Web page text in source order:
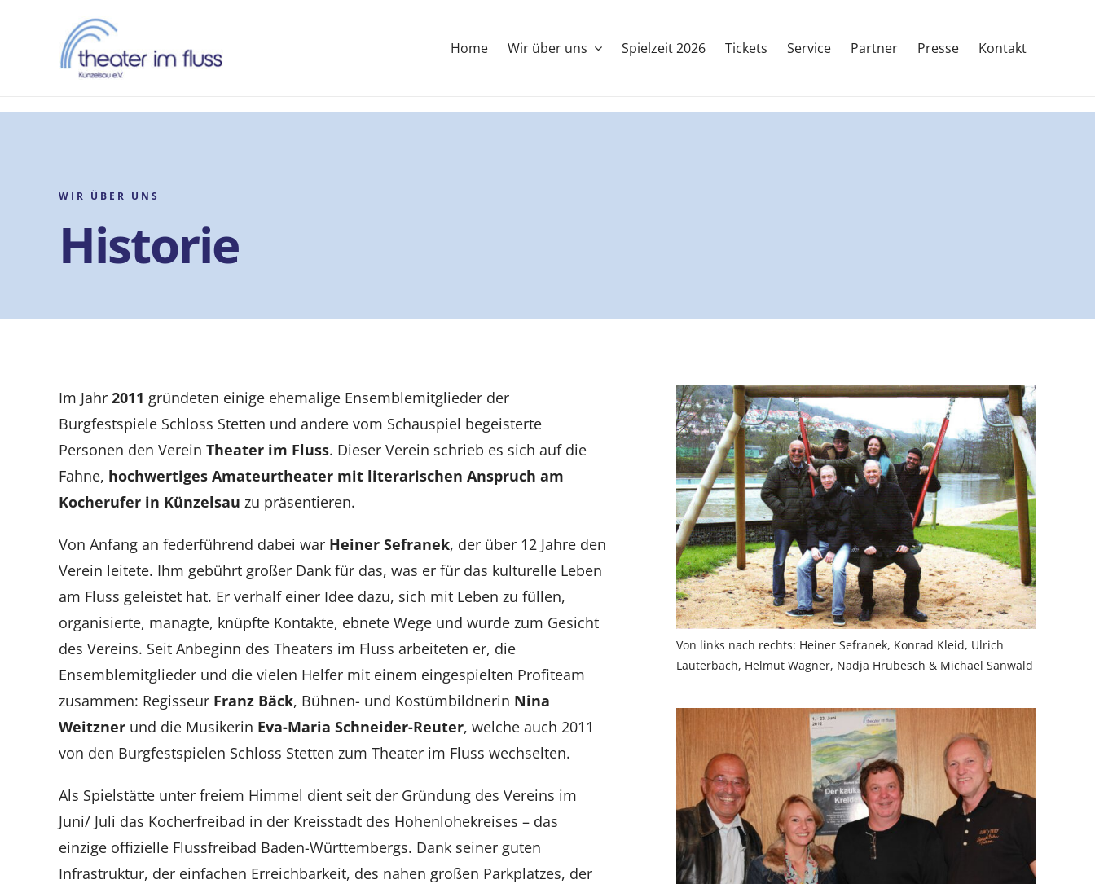
Home Wir über uns Spielzeit 2026 Tickets Service Partner Presse Kontakt
WIR ÜBER UNS
Historie
Im Jahr 2011 gründeten einige ehemalige Ensemblemitglieder der
Burgfestspiele Schloss Stetten und andere vom Schauspiel begeisterte
Personen den Verein Theater im Fluss. Dieser Verein schrieb es sich auf die
Fahne, hochwertiges Amateurtheater mit literarischen Anspruch am
Kocherufer in Künzelsau zu präsentieren.
Von Anfang an federführend dabei war Heiner Sefranek, der über 12 Jahre den
Verein leitete. Ihm gebührt großer Dank für das, was er für das kulturelle Leben
am Fluss geleistet hat. Er verhalf einer Idee dazu, sich mit Leben zu füllen,
organisierte, managte, knüpfte Kontakte, ebnete Wege und wurde zum Gesicht
des Vereins. Seit Anbeginn des Theaters im Fluss arbeiteten er, die
Ensemblemitglieder und die vielen Helfer mit einem eingespielten Profiteam
zusammen: Regisseur Franz Bäck, Bühnen- und Kostümbildnerin Nina
Weitznerund die Musikerin Eva-Maria Schneider-Reuter, welche auch 2011
von den Burgfestspielen Schloss Stetten zum Theater im Fluss wechselten.
Als Spielstätte unter freiem Himmel dient seit der Gründung des Vereins im
Juni/ Juli das Kocherfreibad in der Kreisstadt des Hohenlohekreises – das
einzige offizielle Flussfreibad Baden-Württembergs. Dank seiner guten
Infrastruktur, der einfachen Erreichbarkeit, des nahen großen Parkplatzes, der
Von links nach rechts: Heiner Sefranek, Konrad Kleid, Ulrich
Lauterbach, Helmut Wagner, Nadja Hrubesch & Michael Sanwald